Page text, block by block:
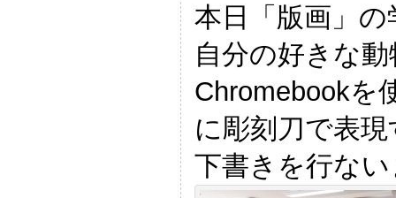
本日「版画」
自分の好きな
Chromebookを
に彫刻刀で表
下書きを行な